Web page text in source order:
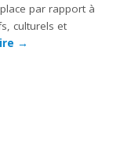
par rapport à
culturels et
→